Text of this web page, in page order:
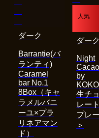
Barrantie(バ
ランティ)
Caramel
bar No.1
8Box（キャ
ラメルバニ
ーユ×プラ
リネアマン
ド）
ダーク
人気
Night
Cacao
by
生チ
レー
プレ
＞
ダーク